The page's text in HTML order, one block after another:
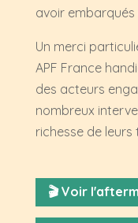
avoir
Un merci
APF France
des acteurs
nombreux
richesse de leurs
🎬 Voir